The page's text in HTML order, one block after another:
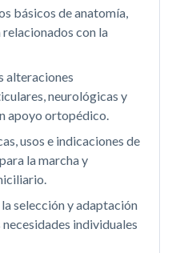
básicos de anatomía,
con la
alteraciones
neurológicas y
apoyo ortopédico.
usos e indicaciones de
la marcha y
selección y adaptación
individuales